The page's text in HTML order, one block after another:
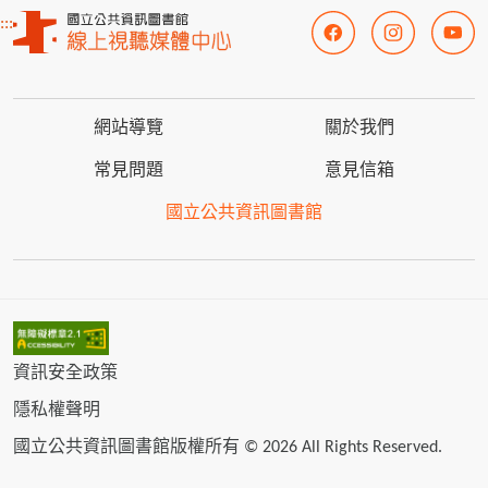
:::
網站導覽 關於我們
常見問題 意見信箱
國立公共資訊圖書館
資訊安全政策
隱私權聲明
國立公共資訊圖書館版權所有 © 2026 All Rights Reserved.